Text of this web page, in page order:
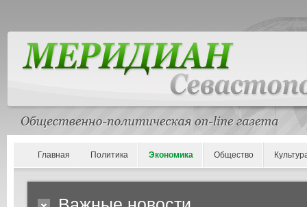
Главная Политика Экономика Общество